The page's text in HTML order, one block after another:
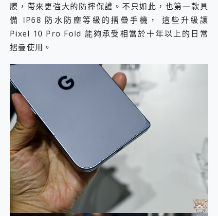
膜，帶來更強大的防摔保護。不只如此，也第一款具
備 IP68 防水防塵等級的摺疊手機， 這些升級讓
Pixel 10 Pro Fold 能夠承受相當於十年以上的日常
摺疊使用。